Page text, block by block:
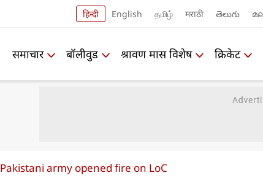
हिन्दी English தமிழ் मराठी తెలుగు
समाचार बॉलीवुड श्रावण मास विशेष क्रिकेट
Pakistani army opened fire on LoC